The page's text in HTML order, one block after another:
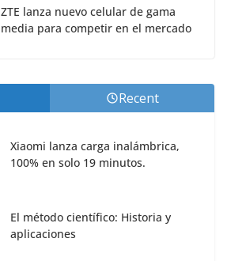
ZTE lanza nuevo celular de gama
media para competir en el mercado
Recent
Xiaomi lanza carga inalámbrica,
100% en solo 19 minutos.
El método científico: Historia y
aplicaciones